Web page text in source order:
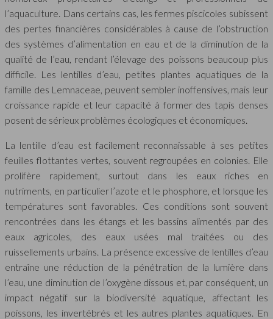
l’aquaculture. Dans certains cas, les fermes piscicoles subissent
des pertes financières considérables à cause de l’obstruction
des systèmes d’alimentation en eau et de la diminution de la
qualité de l’eau, rendant l’élevage des poissons beaucoup plus
difficile. Les lentilles d’eau, petites plantes aquatiques de la
famille des Lemnaceae, peuvent sembler inoffensives, mais leur
croissance rapide et leur capacité à former des tapis denses
posent de sérieux problèmes écologiques et économiques.
La lentille d’eau est facilement reconnaissable à ses petites
feuilles flottantes vertes, souvent regroupées en colonies. Elle
prolifère rapidement, surtout dans les eaux riches en
nutriments, en particulier l’azote et le phosphore, et lorsque les
températures sont favorables. Ces conditions sont souvent
rencontrées dans les étangs et les bassins alimentés par des
eaux agricoles, des eaux usées mal traitées ou des
ruissellements urbains. La présence excessive de lentilles d’eau
entraîne une réduction de la pénétration de la lumière dans
l’eau, une diminution de l’oxygène dissous et, par conséquent, un
impact négatif sur la biodiversité aquatique, affectant les
poissons, les invertébrés et les autres plantes aquatiques. En